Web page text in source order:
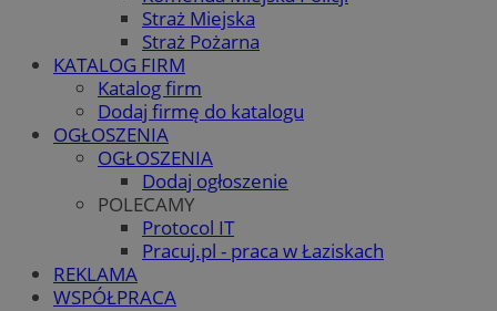
Straż Miejska
Straż Pożarna
KATALOG FIRM
Katalog firm
Dodaj firmę do katalogu
OGŁOSZENIA
OGŁOSZENIA
Dodaj ogłoszenie
POLECAMY
Protocol IT
Pracuj.pl - praca w Łaziskach
REKLAMA
WSPÓŁPRACA